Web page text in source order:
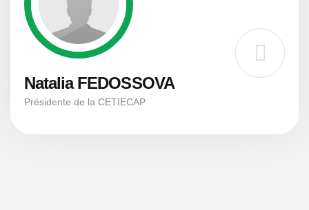
Natalia FEDOSSOVA
Présidente de la CETIECAP